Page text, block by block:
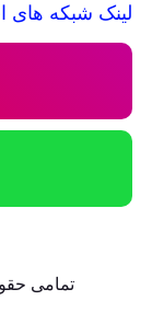
لینک شبکه های
تمامی